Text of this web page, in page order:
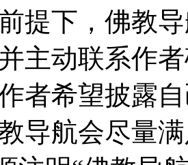
提下，佛教
主动联系作
者希望披露
导航会尽量